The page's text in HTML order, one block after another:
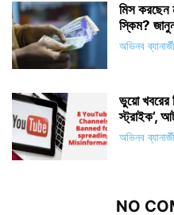
মিস করছেন
স্কিম?
অভিনব ব্যানার্জী
ভুয়ো খবরের
স্ট্রাইক’,
অভিনব ব্যানার্জী
NO